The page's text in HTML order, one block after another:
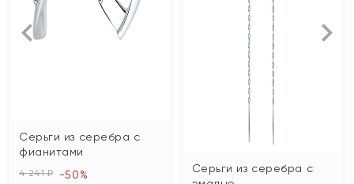
Серьги из серебра с
фианитами
4 241 ₽ -50%
Серьги из серебра с